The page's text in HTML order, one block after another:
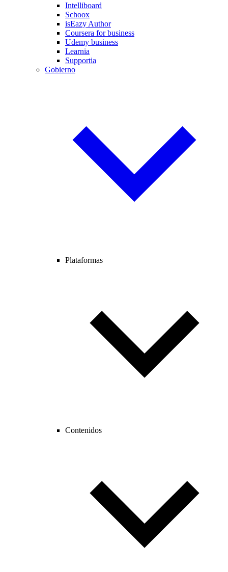
Intelliboard
Schoox
isEazy Author
Coursera for business
Udemy business
Learnia
Supportia
Gobierno
Plataformas
Contenidos